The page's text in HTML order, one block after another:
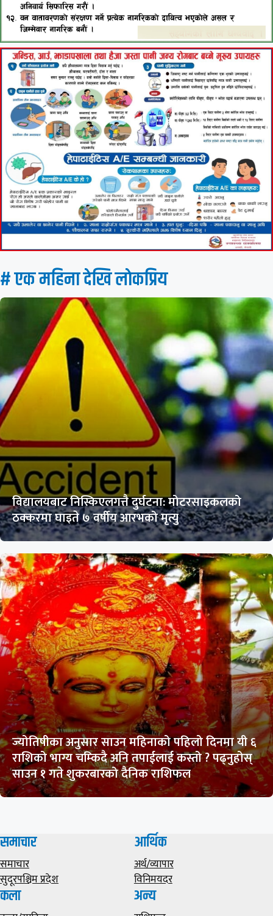
# एक महिना देखि लाेकप्रिय
विद्यालयबाट निस्किएलगत्तै दुर्घटना: मोटरसाइकलको
ठक्करमा घाइते ७ वर्षीय आरभको मृत्यु
ज्योतिषीका अनुसार साउन महिनाको पहिलो दिनमा यी ६
राशिको भाग्य चम्किदै अनि तपाईलाई कस्तो ? पढ्नुहोस्
साउन १ गते शुकरबारको दैनिक राशिफल
समाचार
समाचार
सुदूरपश्चिम प्रदेश
आर्थिक
अर्थ/व्यापार
विनिमयदर
कला अन्य